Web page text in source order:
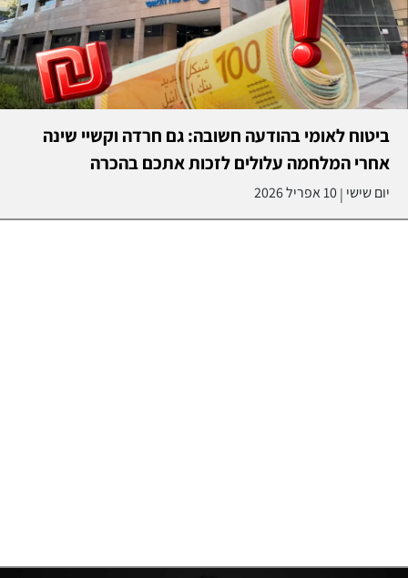
ביטוח לאומי בהודעה חשובה: גם חרדה וקשיי שינה
אחרי המלחמה עלולים לזכות אתכם בהכרה
יום שישי |10 אפריל 2026